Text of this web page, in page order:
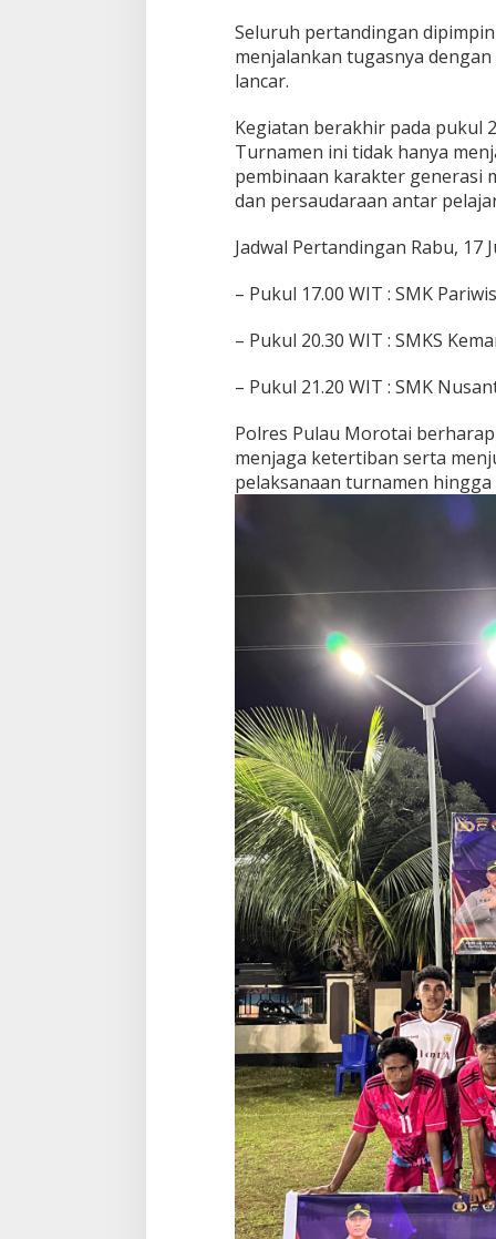
Seluruh pertandingan
menjalankan tugasnya
lancar.
Kegiatan berakhir pada pukul
Turnamen ini tidak hanya
pembinaan karakter generasi
dan persaudaraan antar
Jadwal Pertandingan Rabu, 17
– Pukul 17.00 WIT : SMK
– Pukul 20.30 WIT : SMKS
– Pukul 21.20 WIT : SMK
Polres Pulau Morotai
menjaga ketertiban serta
pelaksanaan turnamen hingga